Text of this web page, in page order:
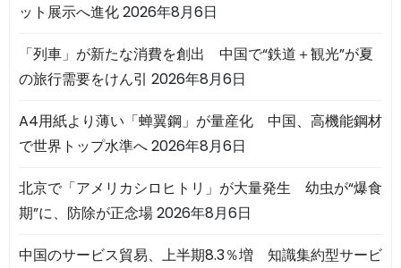
ット展示へ進化2026年8月6日
「列車」が新たな消費を創出 中国で“鉄道＋観光”が夏
の旅行需要をけん引 2026年8月6日
A4用紙より薄い「蝉翼鋼」が量産化 中国、高機能鋼材
で世界トップ水準へ2026年8月6日
北京で「アメリカシロヒトリ」が大量発生 幼虫が“爆食
期”に、防除が正念場2026年8月6日
中国のサービス貿易、上半期8.3％増 知識集約型サービ